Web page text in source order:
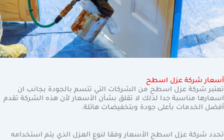
أسعار شركة عزل اسطح
تعتبر شركة عزل اسطح من الشركات التي تتسم بالجودة بجانب ان
اسعارها مناسبة جدا لذلك لا تقلق بشأن الأسعار لأن هذه الشركة تقدم
أفضل الخدمات بأعلى جودة وبتخفيضات هائلة.
تحدد شركة عزل اسطح الأسعار وفقا لنوع العزل الذي يتم استخدامه